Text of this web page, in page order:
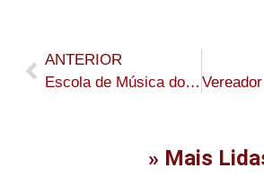
ANTERIOR
Escola de Música do Acre realiza rematrícula dos alunos entre os dias 12 e 15 de janeiro em Rio Branco
» Mais